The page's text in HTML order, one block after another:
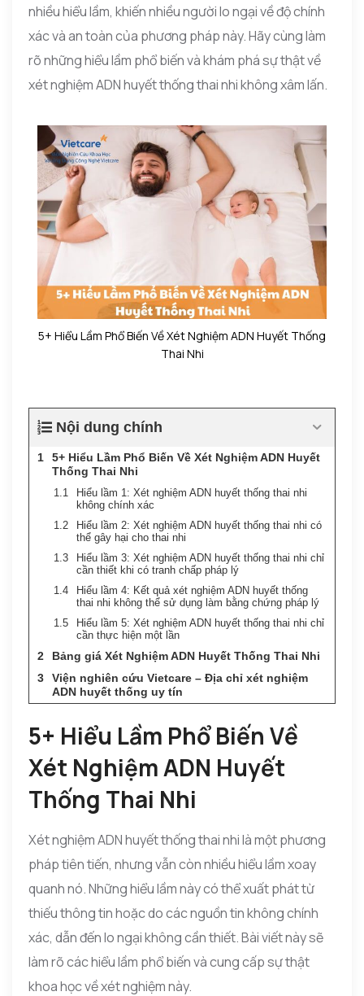
nhiều hiểu lầm, khiến nhiều người lo ngại về độ chính
xác và an toàn của phương pháp này. Hãy cùng làm
rõ những hiểu lầm phổ biến và khám phá sự thật về
xét nghiệm ADN huyết thống thai nhi không xâm lấn.
5+ Hiểu Lầm Phổ Biến Về Xét Nghiệm ADN Huyết Thống
Thai Nhi
Nội dung chính
5+ Hiểu Lầm Phổ Biến Về Xét Nghiệm ADN Huyết
Thống Thai Nhi
Hiểu lầm 1: Xét nghiệm ADN huyết thống thai nhi
không chính xác
Hiểu lầm 2: Xét nghiệm ADN huyết thống thai nhi có
thể gây hại cho thai nhi
Hiểu lầm 3: Xét nghiệm ADN huyết thống thai nhi chỉ
cần thiết khi có tranh chấp pháp lý
Hiểu lầm 4: Kết quả xét nghiệm ADN huyết thống
thai nhi không thể sử dụng làm bằng chứng pháp lý
Hiểu lầm 5: Xét nghiệm ADN huyết thống thai nhi chỉ
cần thực hiện một lần
Bảng giá Xét Nghiệm ADN Huyết Thống Thai Nhi
Viện nghiên cứu Vietcare – Địa chỉ xét nghiệm
ADN huyết thống uy tín
5+ Hiểu Lầm Phổ Biến Về
Xét Nghiệm ADN Huyết
Thống Thai Nhi
Xét nghiệm ADN huyết thống thai nhi là một phương
pháp tiên tiến, nhưng vẫn còn nhiều hiểu lầm xoay
quanh nó. Những hiểu lầm này có thể xuất phát từ
thiếu thông tin hoặc do các nguồn tin không chính
xác, dẫn đến lo ngại không cần thiết. Bài viết này sẽ
làm rõ các hiểu lầm phổ biến và cung cấp sự thật
khoa học về xét nghiệm này.